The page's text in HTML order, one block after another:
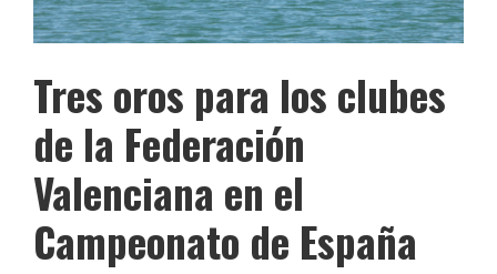
Tres oros para los clubes
de la Federación
Valenciana en el
Campeonato de España